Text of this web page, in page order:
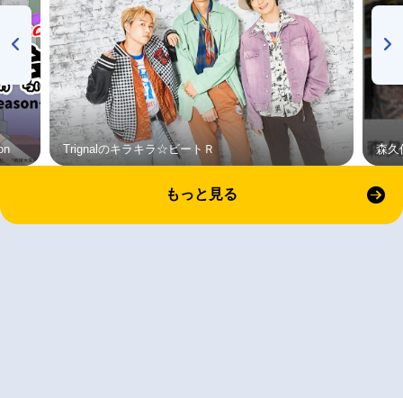
Trignalのキラキラ☆ビートＲ 森久
もっと見る